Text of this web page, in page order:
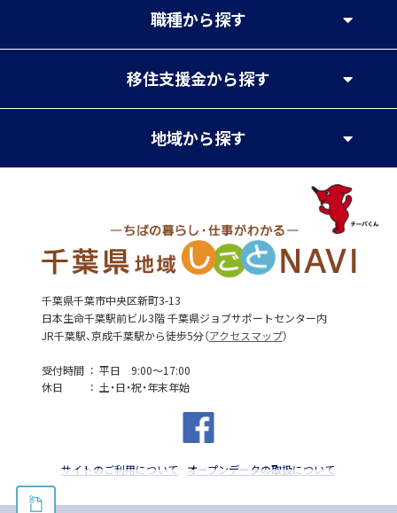
職種から探す
移住支援金から探す
地域から探す
千葉県千葉市中央区新町3-13
日本生命千葉駅前ビル3階 千葉県ジョブサポートセンター内
JR千葉駅、京成千葉駅から徒歩5分（アクセスマップ）
受付時間
平日 9:00～17:00
休日
土・日・祝・年末年始
サイトのご利用について オープンデータの取扱について